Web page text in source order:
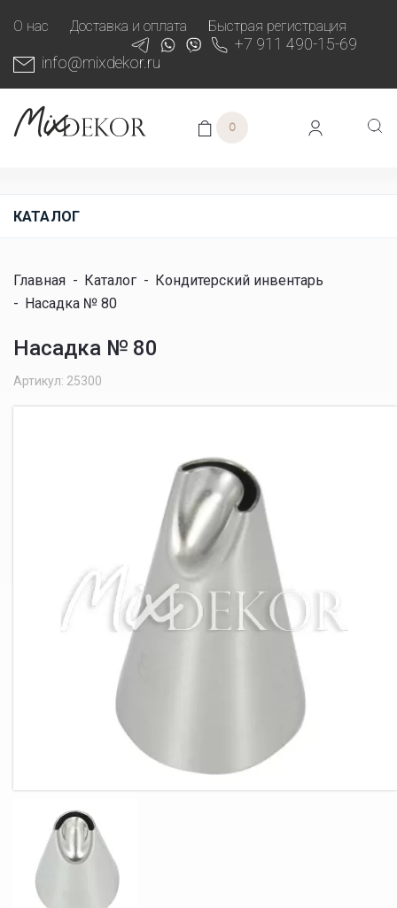
О нас Доставка и оплата Быстрая регистрация
+7 911 490-15-69
info@mixdekor.ru
0
КАТАЛОГ
Главная - Каталог - Кондитерский инвентарь
- Насадка № 80
Насадка № 80
Артикул: 25300